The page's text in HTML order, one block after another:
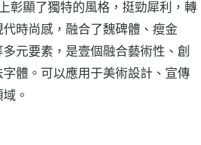
彰顯了獨特的風格，挺勁犀利，轉
時尚感，融合了魏碑體、瘦金
元要素，是壹個融合藝術性、創
體。可以應用于美術設計、宣傳
。